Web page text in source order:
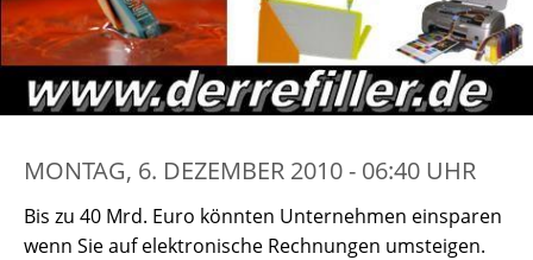
MONTAG, 6. DEZEMBER 2010 - 06:40 UHR
Bis zu 40 Mrd. Euro könnten Unternehmen einsparen
wenn Sie auf elektronische Rechnungen umsteigen.